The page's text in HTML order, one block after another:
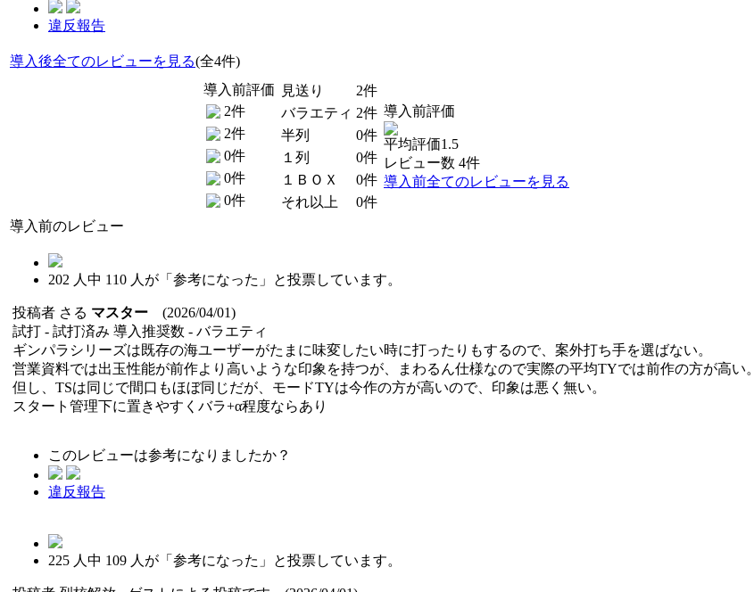
違反報告
導入後全てのレビューを見る(全4件)
導入前評価
2件
2件
0件
0件
0件
見送り
2件
バラエティ 2件
半列
0件
１列
0件
１ＢＯＸ
0件
それ以上
0件
導入前評価
平均評価1.5
レビュー数 4件
導入前全てのレビューを見る
導入前のレビュー
202 人中 110 人が「参考になった」と投票しています。
投稿者 さる マスター (2026/04/01)
試打 - 試打済み 導入推奨数 - バラエティ
ギンパラシリーズは既存の海ユーザーがたまに味変したい時に打ったりもするので、案外打ち手を選ばない。
営業資料では出玉性能が前作より高いような印象を持つが、まわるん仕様なので実際の平均TYでは前作の方が高い。
但し、TSは同じで間口もほぼ同じだが、モードTYは今作の方が高いので、印象は悪く無い。
スタート管理下に置きやすくバラ+α程度ならあり
このレビューは参考になりましたか？
違反報告
225 人中 109 人が「参考になった」と投票しています。